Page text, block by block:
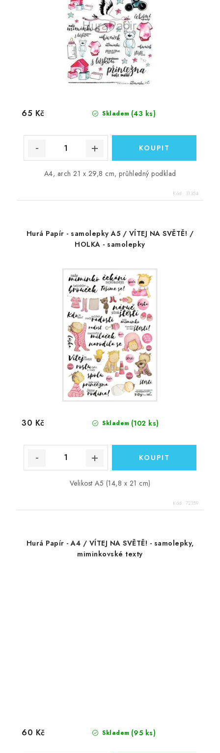
Skladem (43 ks)
65 Kč
A4, arch 21 x 29,8 cm, průhledný podklad
Kód: 31354
Hurá Papír - samolepky A5 / VÍTEJ NA SVĚTĚ! /
HOLKA - samolepky
Skladem (102 ks)
30 Kč
Velikost A5 (14,8 x 21 cm)
Kód: 72159
Hurá Papír - A4 / VÍTEJ NA SVĚTĚ! - samolepky,
miminkovské texty
Skladem (95 ks)
60 Kč